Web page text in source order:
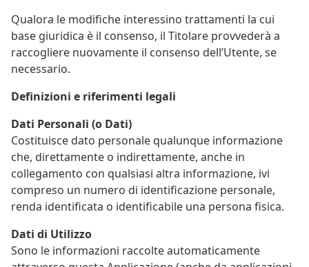
Qualora le modifiche interessino trattamenti la cui
base giuridica è il consenso, il Titolare provvederà a
raccogliere nuovamente il consenso dell’Utente, se
necessario.
Definizioni e riferimenti legali
Dati Personali (o Dati)
Costituisce dato personale qualunque informazione
che, direttamente o indirettamente, anche in
collegamento con qualsiasi altra informazione, ivi
compreso un numero di identificazione personale,
renda identificata o identificabile una persona fisica.
Dati di Utilizzo
Sono le informazioni raccolte automaticamente